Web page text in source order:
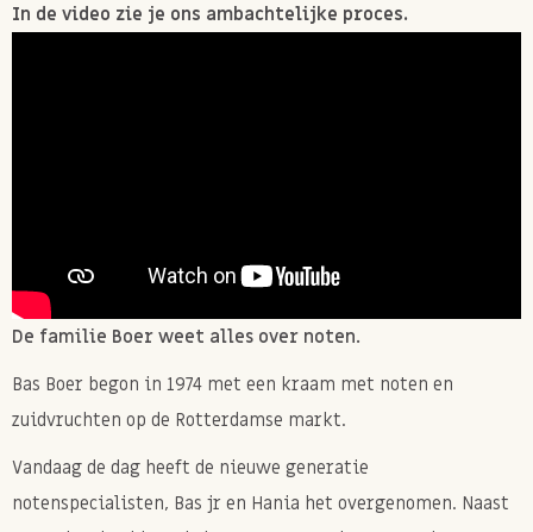
De familie Boer weet alles over noten.
Bas Boer begon in 1974 met een kraam met noten en
zuidvruchten op de Rotterdamse markt.
Vandaag de dag heeft de nieuwe generatie
notenspecialisten, Bas jr en Hania het overgenomen. Naast
In de video zie je ons ambachtelijke proces.